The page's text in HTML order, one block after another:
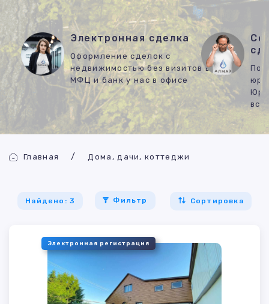
Электронная сделка
Оформление сделок с
недвижимостью без визитов в
МФЦ и банк у нас в офисе
Главная Дома, дачи, коттеджи
Найдено: 3 Фильтр Сортировка
Электронная регистрация